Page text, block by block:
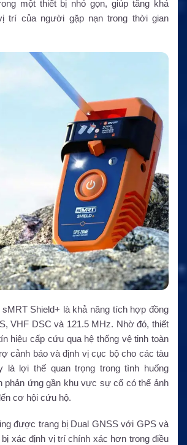
một thiết bị nhỏ gọn, giúp tăng khả
trí của người gặp nạn trong thời gian
Shield+ là khả năng tích hợp đồng
VHF DSC và 121.5 MHz. Nhờ đó, thiết
hiệu cấp cứu qua hệ thống vệ tinh toàn
cảnh báo và định vị cục bộ cho các tàu
là lợi thế quan trọng trong tình huống
phản ứng gần khu vực sự cố có thể ảnh
cơ hội cứu hộ.
được trang bị Dual GNSS với GPS và
bị xác định vị trí chính xác hơn trong điều